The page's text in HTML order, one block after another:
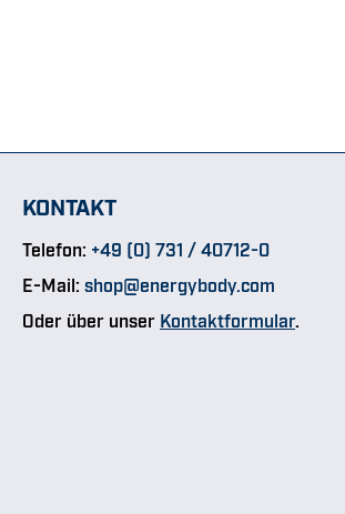
KONTAKT
Telefon: +49 (0) 731 / 40712-0
E-Mail: shop@energybody.com
Oder über unser Kontaktformular.